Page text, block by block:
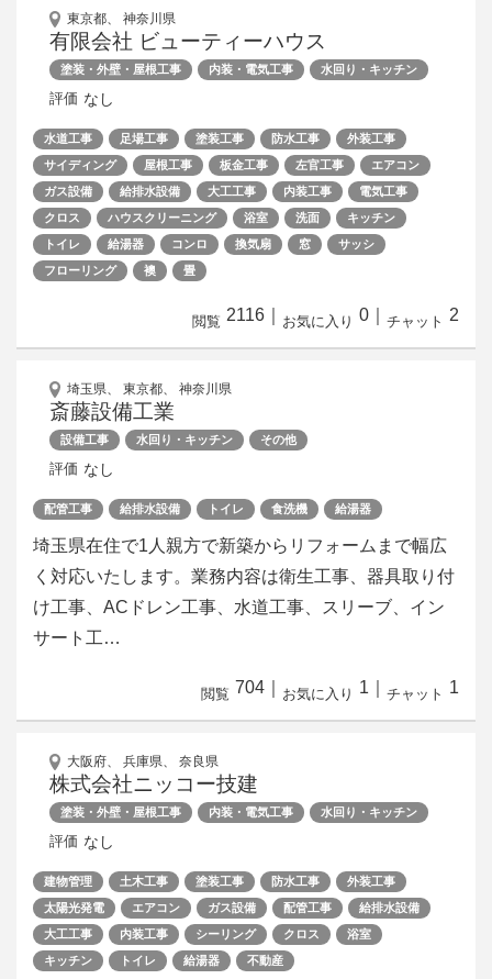
東京都、 神奈川県
有限会社 ビューティーハウス
塗装・外壁・屋根工事 内装・電気工事 水回り・キッチン
評価 なし
水道工事 足場工事 塗装工事 防水工事
外装工事
サイディング
屋根工事 板金工事 左官工事
エアコン
ガス設備
給排水設備 大工工事 内装工事
電気工事
クロス
ハウスクリーニング 浴室 洗面
キッチン
トイレ
給湯器 コンロ 換気扇 窓
サッシ
フローリング
襖 畳
閲覧 2116 お気に入り 0 チャット 2
埼玉県、 東京都、 神奈川県
斎藤設備工業
設備工事 水回り・キッチン その他
評価 なし
配管工事 給排水設備 トイレ 食洗機 給湯器
埼玉県在住で1人親方で新築からリフォームまで幅広
く対応いたします。業務内容は衛生工事、器具取り付
け工事、ACドレン工事、水道工事、スリーブ、イン
サート工…
閲覧 704 お気に入り 1 チャット 1
大阪府、 兵庫県、 奈良県
株式会社ニッコー技建
塗装・外壁・屋根工事 内装・電気工事 水回り・キッチン
評価 なし
建物管理 土木工事 塗装工事 防水工事
外装工事
太陽光発電
エアコン ガス設備 配管工事
給排水設備
大工工事
内装工事 シーリング クロス
浴室
キッチン
トイレ 給湯器 不動産